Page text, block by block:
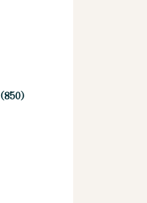
(850)